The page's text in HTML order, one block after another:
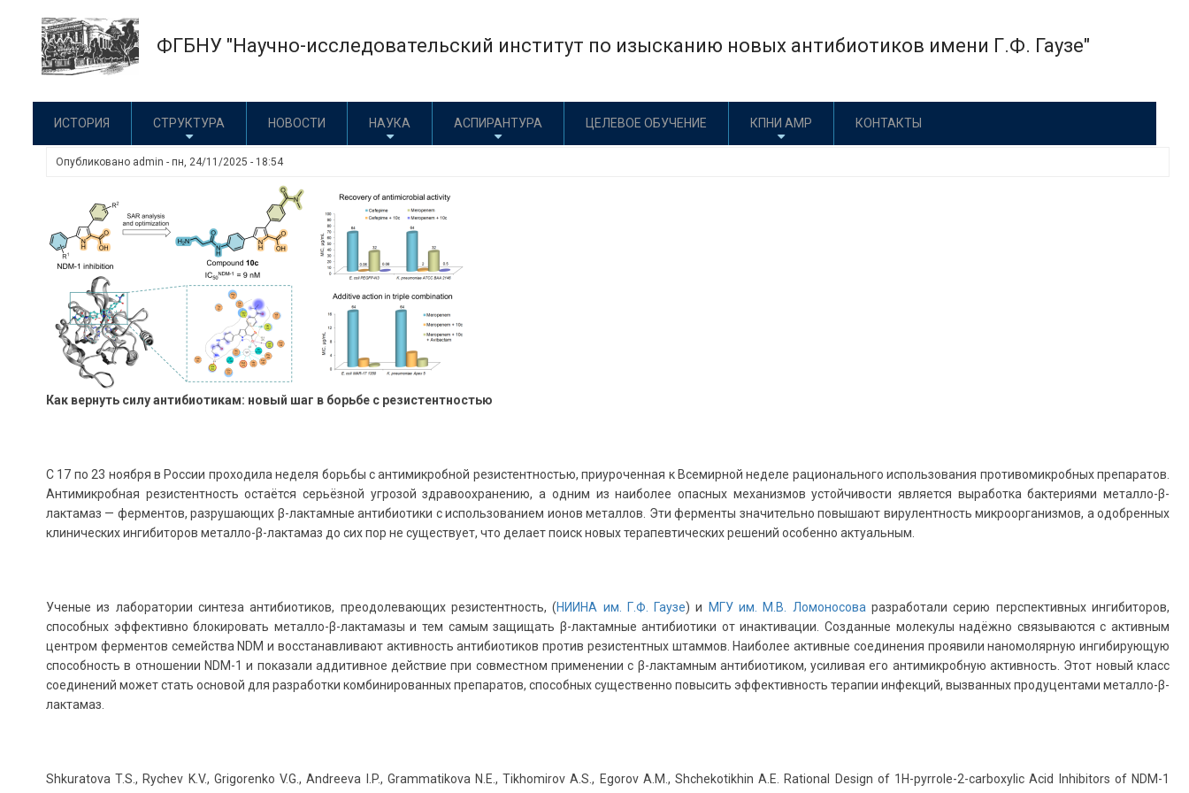
основному
содержанию
ФГБНУ "Научно-исследовательский институт по изысканию новых антибиотиков имени Г.Ф. Гаузе"
ИСТОРИЯ СТРУКТУРА НОВОСТИ НАУКА АСПИРАНТУРА ЦЕЛЕВОЕ ОБУЧЕНИЕ КПНИ АМР КОНТАКТЫ
Опубликовано admin - пн, 24/11/2025 - 18:54
Как вернуть силу антибиотикам: новый шаг в борьбе с резистентностью
С 17 по 23 ноября в России проходила неделя борьбы с антимикробной резистентностью, приуроченная к Всемирной неделе рационального использования противомикробных препаратов.
Антимикробная резистентность остаётся серьёзной угрозой здравоохранению, а одним из наиболее опасных механизмов устойчивости является выработка бактериями металло-β-
лактамаз — ферментов, разрушающих β-лактамные антибиотики с использованием ионов металлов. Эти ферменты значительно повышают вирулентность микроорганизмов, а одобренных
клинических ингибиторов металло-β-лактамаз до сих пор не существует, что делает поиск новых терапевтических решений особенно актуальным.
Ученые из лаборатории синтеза антибиотиков, преодолевающих резистентность, (НИИНА им. Г.Ф. Гаузе) и МГУ им. М.В. Ломоносова разработали серию перспективных ингибиторов,
способных эффективно блокировать металло-β-лактамазы и тем самым защищать β-лактамные антибиотики от инактивации. Созданные молекулы надёжно связываются с активным
центром ферментов семейства NDM и восстанавливают активность антибиотиков против резистентных штаммов. Наиболее активные соединения проявили наномолярную ингибирующую
способность в отношении NDM-1 и показали аддитивное действие при совместном применении с β-лактамным антибиотиком, усиливая его антимикробную активность. Этот новый класс
соединений может стать основой для разработки комбинированных препаратов, способных существенно повысить эффективность терапии инфекций, вызванных продуцентами металло-β-
лактамаз.
Shkuratova T.S., Rychev K.V., Grigorenko V.G., Andreeva I.P., Grammatikova N.E., Tikhomirov A.S., Egorov A.M., Shchekotikhin A.E. Rational Design of 1H-pyrrole-2-carboxylic Acid Inhibitors of NDM-1